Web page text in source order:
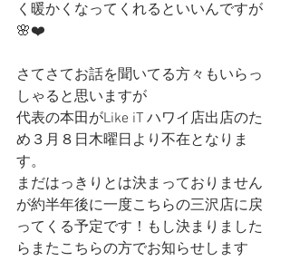
く暖かくなってくれるといいんですが
🌸❤️
さてさてお話を聞いてる方々もいらっ
しゃると思いますが
代表の本田がLike iT ハワイ店出店のた
め３月８日木曜日より不在となりま
す。
まだはっきりとは決まっておりません
が約半年後に一度こちらの三沢店に戻
ってくる予定です！もし決まりました
らまたこちらの方でお知らせします